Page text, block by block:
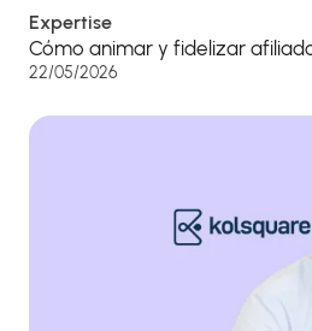
Expertise
Cómo animar y fidelizar
22/05/2026